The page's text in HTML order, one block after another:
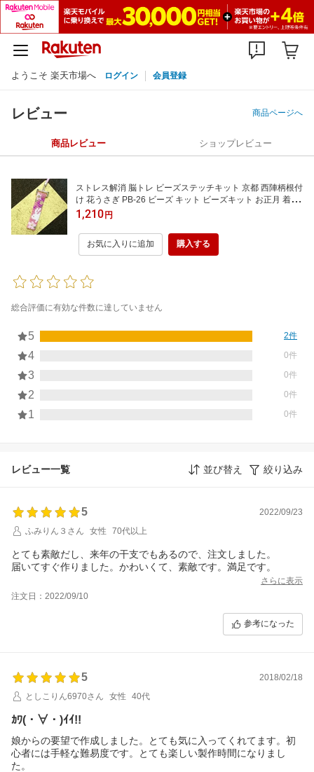
ようこそ 楽天市場へ ログイン 会員登録
レビュー 商品ページへ
商品レビュー ショップレビュー
ストレス解消 脳トレ ビーズステッチキット 京都 西陣柄根付
け 花うさぎ PB-26 ビーズ キット ビーズキット お正月 着物
のアクセサリー 和装小物動物 干支 パーツ ビーズステッチ
ペヨーテ うさぎ 初心者 セット 【DM便送料無料】
1,210円
お気に入りに追加 購入する
総合評価に有効な件数に達していません
5 2件
4 0件
3 0件
2 0件
1 0件
レビュー一覧 並び替え 絞り込み
5
2022/09/23
ふみりん３さん
女性 70代以上
とても素敵だし、来年の干支でもあるので、注文しました。
届いてすぐ作りました。かわいくて、素敵です。満足です。
さらに表示
注文日：2022/09/10
参考になった
5
2018/02/18
としこりん6970さん
女性 40代
ｶﾜ(・∀・)ｲｲ!!
娘からの要望で作成しました。とても気に入ってくれてます。初
心者には手軽な難易度です。とても楽しい製作時間になりまし
た。